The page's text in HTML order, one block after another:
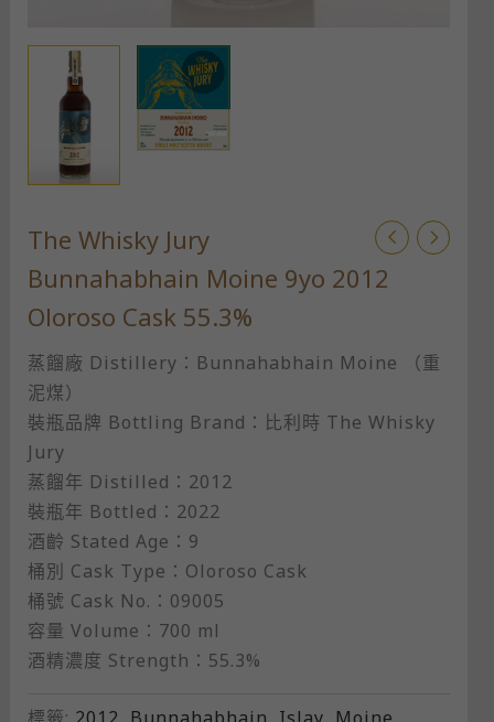
The Whisky Jury
Bunnahabhain Moine 9yo 2012
Oloroso Cask​ 55.3%
蒸餾廠 Distillery：Bunnahabhain Moine （重
泥煤）​
裝瓶品牌 Bottling Brand：比利時 The Whisky
Jury​
蒸餾年 Distilled：2012​
裝瓶年 Bottled：2022​
酒齡 Stated Age：9​
桶別 Cask Type：Oloroso Cask​
桶號 Cask No.：09005​
容量 Volume：700 ml​
酒精濃度 Strength：55.3%​